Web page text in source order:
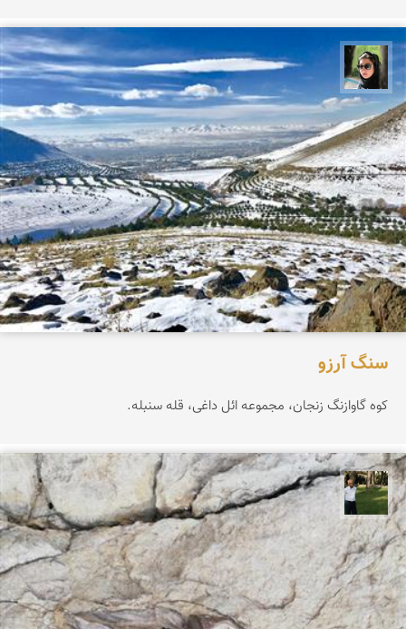
سپیده اصلان
سنگ آرزو
کوه گاوازنگ زنجان، مجموعه ائل داغی، قله سنبله.
عبدل شعبانی